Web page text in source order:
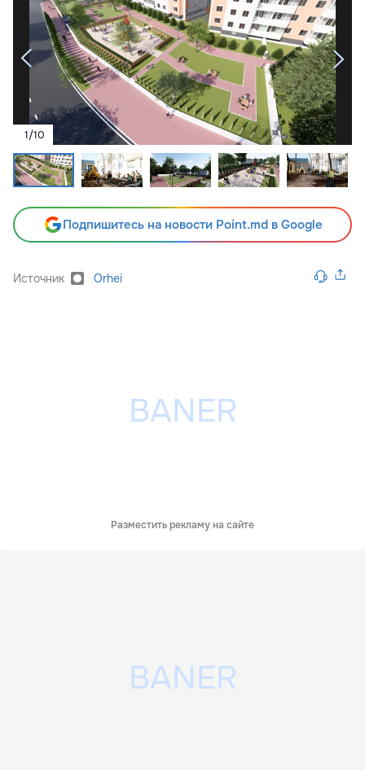
1/10
Подпишитесь на новости Point.md в Google
Источник Orhei
Разместить рекламу на сайте